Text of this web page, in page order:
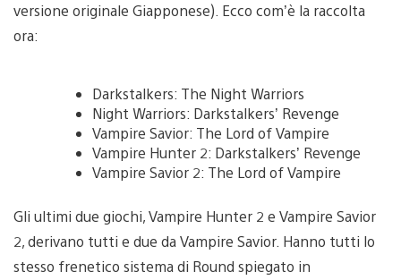
versione originale Giapponese). Ecco com’è la raccolta
ora:
Darkstalkers: The Night Warriors
Night Warriors: Darkstalkers’ Revenge
Vampire Savior: The Lord of Vampire
Vampire Hunter 2: Darkstalkers’ Revenge
Vampire Savior 2: The Lord of Vampire
Gli ultimi due giochi, Vampire Hunter 2 e Vampire Savior
2, derivano tutti e due da Vampire Savior. Hanno tutti lo
stesso frenetico sistema di Round spiegato in